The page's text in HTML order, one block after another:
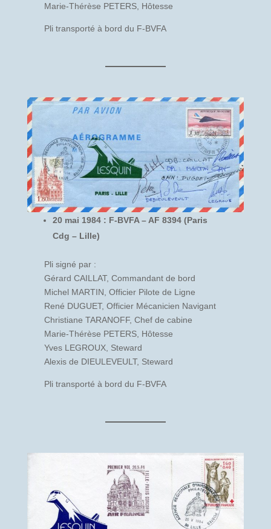
Marie-Thérèse PETERS, Hôtesse
Pli transporté à bord du F-BVFA
20 mai 1984 : F-BVFA – AF 8394 (Paris
Cdg – Lille)
Pli signé par :
Gérard CAILLAT, Commandant de bord
Michel MARTIN, Officier Pilote de Ligne
René DUGUET, Officier Mécanicien Navigant
Christiane TARANOFF, Chef de cabine
Marie-Thérèse PETERS, Hôtesse
Yves LEGROUX, Steward
Alexis de DIEULEVEULT, Steward
Pli transporté à bord du F-BVFA